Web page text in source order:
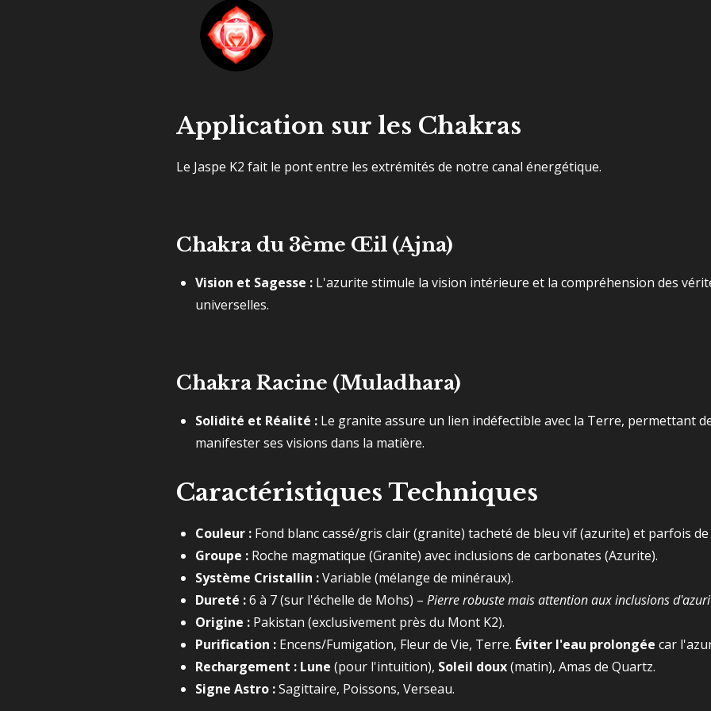
Application sur les Chakras
Le Jaspe K2 fait le pont entre les extrémités de notre canal énergétique.
Chakra du 3ème Œil (Ajna)
Vision et Sagesse : L'azurite stimule la vision intérieure et la compréhension des
universelles.
Chakra Racine (Muladhara)
Solidité et Réalité : Le granite assure un lien indéfectible avec la Terre, permettant
manifester ses visions dans la matière.
Caractéristiques Techniques
Couleur : Fond blanc cassé/gris clair (granite) tacheté de bleu vif (azurite) et parfois
Groupe : Roche magmatique (Granite) avec inclusions de carbonates (Azurite).
Système Cristallin :Variable (mélange de minéraux).
Dureté :6 à 7 (sur l'échelle de Mohs) – Pierre robuste mais attention aux inclusions
Origine : Pakistan (exclusivement près du Mont K2).
Purification : Encens/Fumigation, Fleur de Vie, Terre. Éviter l'eau prolongée car
Rechargement : Lune (pour l'intuition), Soleil doux(matin), Amas de Quartz.
Signe Astro :Sagittaire, Poissons, Verseau.